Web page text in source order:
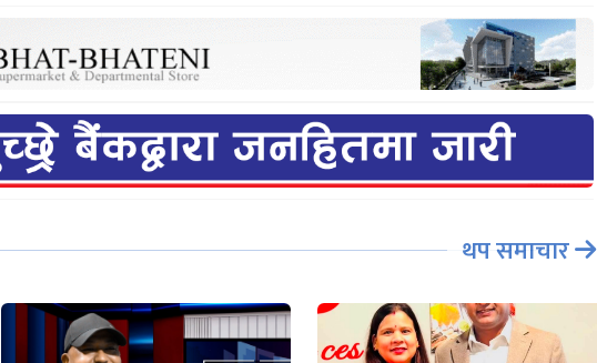
थप समाचार